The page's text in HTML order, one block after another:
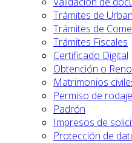
Trámites de
Trámites de
Trámites Fiscales
Certificado Digital
Obtención o
Matrimonios
Permiso de rodaje
Padrón
Impresos de
Protección de